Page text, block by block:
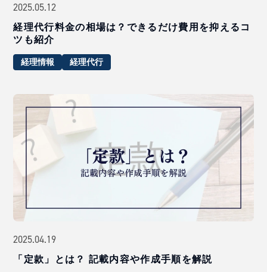
2025.05.12
経理代行料金の相場は？できるだけ費用を抑えるコ
ツも紹介
経理情報 経理代行
2025.04.19
「定款」とは？ 記載内容や作成手順を解説